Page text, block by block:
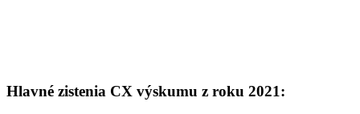
Hlavné zistenia CX výskumu z roku 2021: